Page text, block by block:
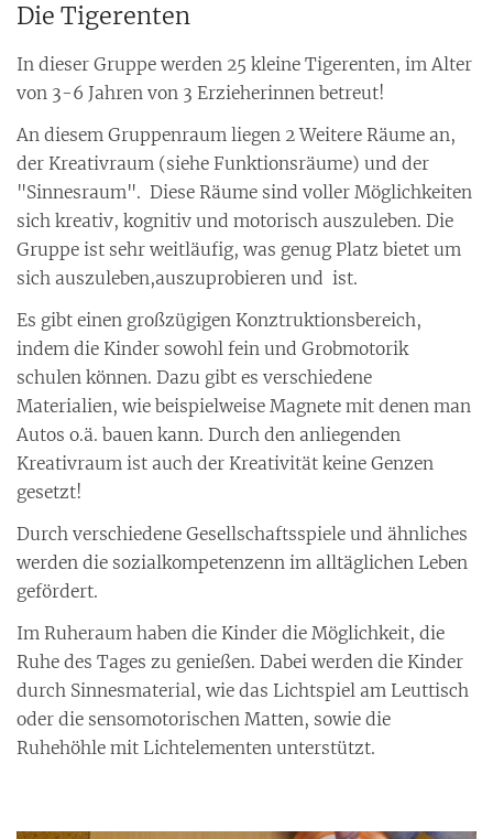
Die Tigerenten
In dieser Gruppe werden 25 kleine Tigerenten, im Alter
von 3-6 Jahren von 3 Erzieherinnen betreut!
An diesem Gruppenraum liegen 2 Weitere Räume an,
der Kreativraum (siehe Funktionsräume) und der
"Sinnesraum". Diese Räume sind voller Möglichkeiten
sich kreativ, kognitiv und motorisch auszuleben. Die
Gruppe ist sehr weitläufig, was genug Platz bietet um
sich auszuleben,auszuprobieren und ist.
Es gibt einen großzügigen Konztruktionsbereich,
indem die Kinder sowohl fein und Grobmotorik
schulen können. Dazu gibt es verschiedene
Materialien, wie beispielweise Magnete mit denen man
Autos o.ä. bauen kann. Durch den anliegenden
Kreativraum ist auch der Kreativität keine Genzen
gesetzt!
Durch verschiedene Gesellschaftsspiele und ähnliches
werden die sozialkompetenzenn im alltäglichen Leben
gefördert.
Im Ruheraum haben die Kinder die Möglichkeit, die
Ruhe des Tages zu genießen. Dabei werden die Kinder
durch Sinnesmaterial, wie das Lichtspiel am Leuttisch
oder die sensomotorischen Matten, sowie die
Ruhehöhle mit Lichtelementen unterstützt.